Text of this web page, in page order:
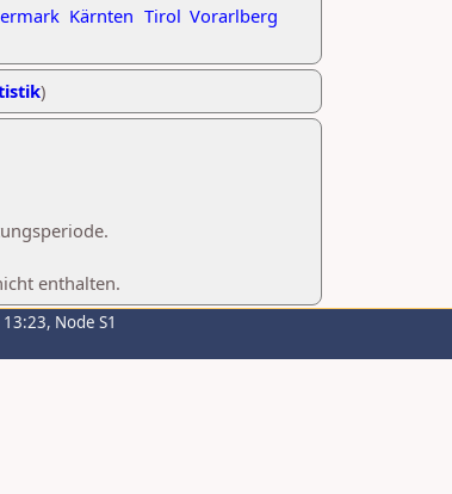
Kärnten Tirol Vorarlberg
)
enthalten.
Node S1